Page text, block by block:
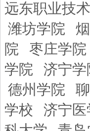
远东职业技
潍坊学院
院
枣庄学院
学院
济宁学
德州学院
学校
济宁医